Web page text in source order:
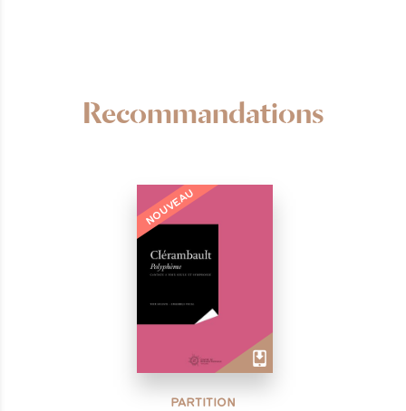
Recommandations
NOUVEAU
PARTITION